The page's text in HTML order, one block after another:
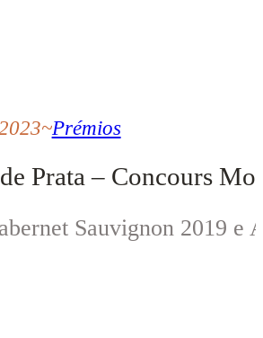
~Prémios
Prata – Concours
Sauvignon 2019 e